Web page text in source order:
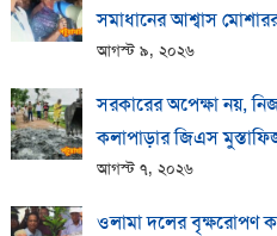
সমাধানের আশ্বাস
আগস্ট ৯, ২০২৬
সরকারের অপেক্ষা নয়,
কলাপাড়ার জিএস
আগস্ট ৭, ২০২৬
ওলামা দলের বৃক্ষরোপণ